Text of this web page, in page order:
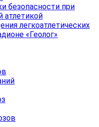
безопасности при
атлетикой
легкоатлетических
«Геолог»